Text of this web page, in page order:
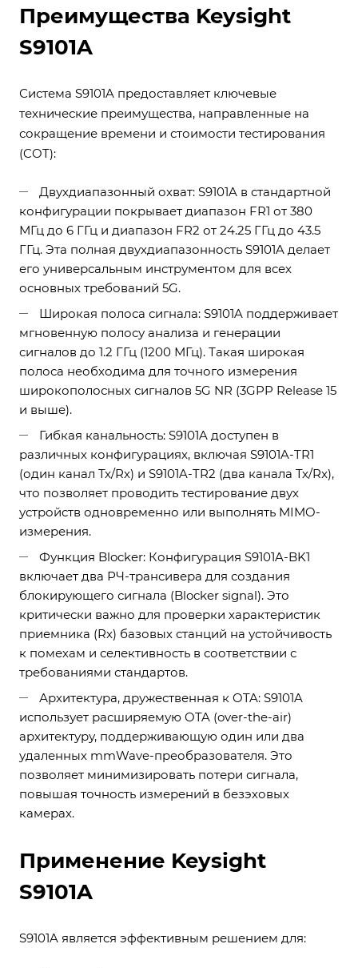
Преимущества Keysight
S9101A
Система S9101A предоставляет ключевые
технические преимущества, направленные на
сокращение времени и стоимости тестирования
(COT):
Двухдиапазонный охват: S9101A в стандартной
конфигурации покрывает диапазон FR1 от 380
МГц до 6 ГГц и диапазон FR2 от 24.25 ГГц до 43.5
ГГц. Эта полная двухдиапазонность S9101A делает
его универсальным инструментом для всех
основных требований 5G.
Широкая полоса сигнала: S9101A поддерживает
мгновенную полосу анализа и генерации
сигналов до 1.2 ГГц (1200 МГц). Такая широкая
полоса необходима для точного измерения
широкополосных сигналов 5G NR (3GPP Release 15
и выше).
Гибкая канальность: S9101A доступен в
различных конфигурациях, включая S9101A-TR1
(один канал Tx/Rx) и S9101A-TR2 (два канала Tx/Rx),
что позволяет проводить тестирование двух
устройств одновременно или выполнять MIMO-
измерения.
Функция Blocker: Конфигурация S9101A-BK1
включает два РЧ-трансивера для создания
блокирующего сигнала (Blocker signal). Это
критически важно для проверки характеристик
приемника (Rx) базовых станций на устойчивость
к помехам и селективность в соответствии с
требованиями стандартов.
Архитектура, дружественная к OTA: S9101A
использует расширяемую OTA (over-the-air)
архитектуру, поддерживающую один или два
удаленных mmWave-преобразователя. Это
позволяет минимизировать потери сигнала,
повышая точность измерений в безэховых
камерах.
Применение Keysight
S9101A
S9101A является эффективным решением для: